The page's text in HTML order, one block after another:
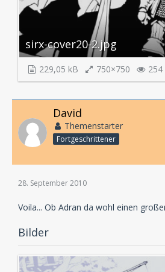
sirx-cover20-2.jpg
229,05 kB 750×750 254
David
Themenstarter
Fortgeschrittener
28. September 2010
Voila... Ob Adran da wohl einen
Bilder